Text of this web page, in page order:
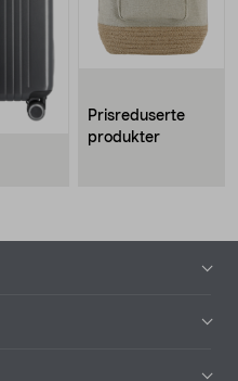
Prisreduserte
produkter